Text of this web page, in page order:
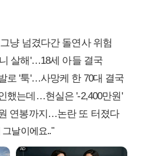
냥 넘겼다간 돌연사 위험
살해'…18세 아들 결국
로 '툭'…사망케 한 70대 결국
했는데…현실은 '-2,400만원'
연봉까지…논란 또 터졌다
그날이에요.."